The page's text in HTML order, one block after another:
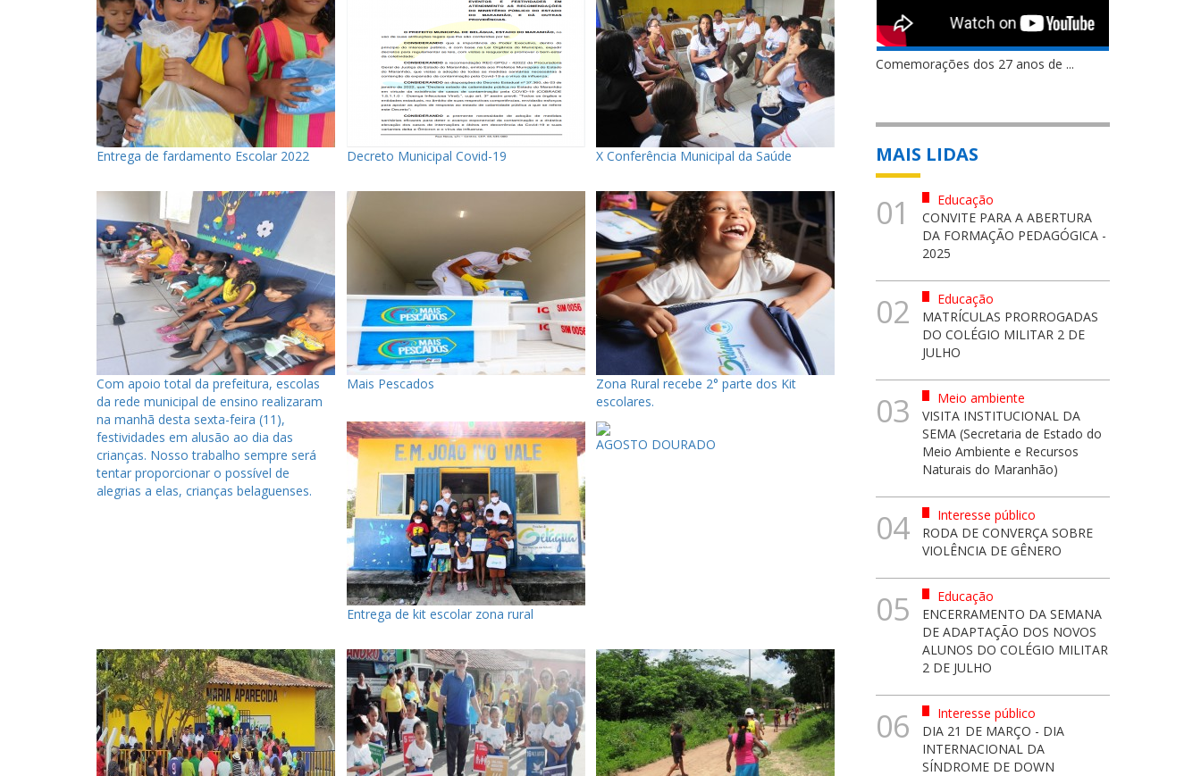
Entrega de fardamento Escolar 2022 Decreto Municipal Covid-19 X Conferência Municipal da Saúde
Com apoio total da prefeitura, escolas
da rede municipal de ensino realizaram
na manhã desta sexta-feira (11),
festividades em alusão ao dia das
crianças. Nosso trabalho sempre será
tentar proporcionar o possível de
alegrias a elas, crianças belaguenses.
Mais Pescados
Zona Rural recebe 2° parte dos Kit
escolares.
Entrega de kit escolar zona rural
AGOSTO DOURADO
Comemorações dos 27 anos de ...
MAIS LIDAS
01
Educação
CONVITE PARA A ABERTURA
DA FORMAÇÃO PEDAGÓGICA -
2025
02
Educação
MATRÍCULAS PRORROGADAS
DO COLÉGIO MILITAR 2 DE
JULHO
03
Meio ambiente
VISITA INSTITUCIONAL DA
SEMA (Secretaria de Estado do
Meio Ambiente e Recursos
Naturais do Maranhão)
04
Interesse público
RODA DE CONVERÇA SOBRE
VIOLÊNCIA DE GÊNERO
05
Educação
ENCERRAMENTO DA SEMANA
DE ADAPTAÇÃO DOS NOVOS
ALUNOS DO COLÉGIO MILITAR
2 DE JULHO
06
Interesse público
DIA 21 DE MARÇO - DIA
INTERNACIONAL DA
SÍNDROME DE DOWN